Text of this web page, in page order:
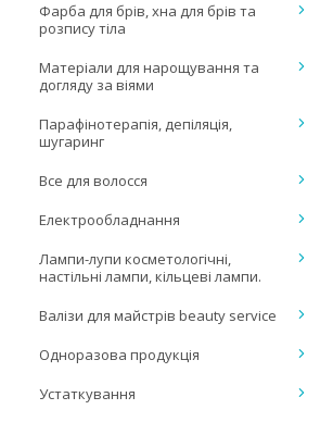
Фарба для брів, хна для брів та
розпису тіла
Матеріали для нарощування та
догляду за віями
Парафінотерапія, депіляція,
шугаринг
Все для волосся
Електрообладнання
Лампи-лупи косметологічні,
настільні лампи, кільцеві лампи.
Валізи для майстрів beauty service
Одноразова продукція
Устаткування